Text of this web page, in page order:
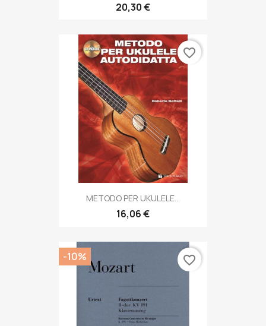
20,30 €
METODO PER UKULELE...
16,06 €
favorite_border
-10% favorite_border